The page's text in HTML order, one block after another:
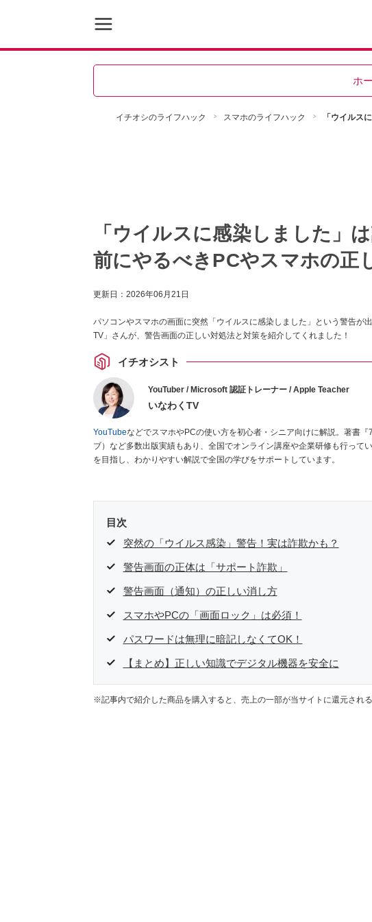
ホ
イチオシのライフハック スマホのライフハック 「ウイルス
「ウイルスに感染しました」
前にやるべきPCやスマホの正
更新日： 2026年06月21日
パソコンやスマホの画面に突然「ウイルスに感染しました」という警告が
TV」さんが、警告画面の正しい対処法と対策を紹介してくれました！
イチオシスト
YouTuber / Microsoft 認証トレーナー / Apple Teacher
いなわくTV
YouTubeなどでスマホやPCの使い方を初心者・シニア向けに解説。著書
ブ）など多数出版実績もあり、全国でオンライン講座や企業研修も行って
を目指し、わかりやすい解説で全国の学びをサポートしています。
目次
突然の「ウイルス感染」警告！実は詐欺かも？
警告画面の正体は「サポート詐欺」
警告画面（通知）の正しい消し方
スマホやPCの「画面ロック」は必須！
パスワードは無理に暗記しなくてOK！
【まとめ】正しい知識でデジタル機器を安全に
※記事内で紹介した商品を購入すると、売上の一部が当サイトに還元される